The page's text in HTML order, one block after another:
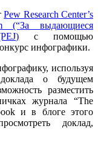
Pew Research Center’s
(“За выдающиеся
с помощью
инфографики.
используя
о будущем
разместить
журнала “The
и в блоге этого
доклад,